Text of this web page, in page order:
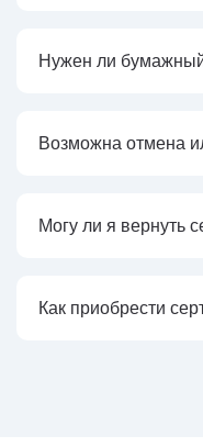
Нужен ли
Возможна отмена
Могу ли я вернуть
Как приобрести